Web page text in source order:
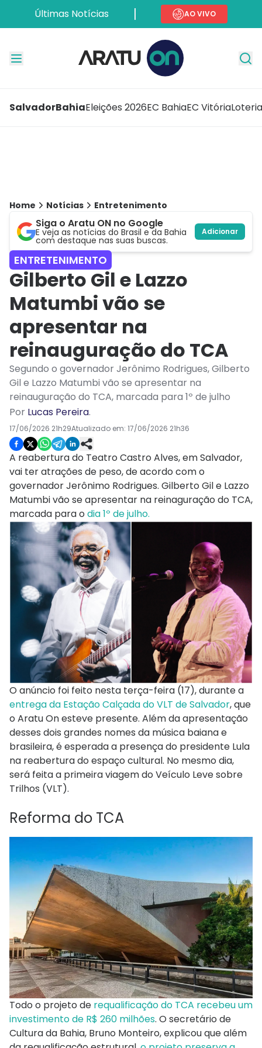
Últimas Notícias AO VIVO
SalvadorBahiaEleições 2026EC BahiaEC Vitória
Home Notícias Entretenimento
Siga o Aratu ON no Google
E veja as notícias do Brasil e da Bahia
com destaque nas suas buscas.
Adicionar
ENTRETENIMENTO
Gilberto Gil e Lazzo
Matumbi vão se
apresentar na
reinauguração do TCA
Segundo o governador Jerônimo Rodrigues, Gilberto
Gil e Lazzo Matumbi vão se apresentar na
reinauguração do TCA, marcada para 1º de julho
Por Lucas Pereira.
17/06/2026 21h29Atualizado em: 17/06/2026 21h36
A reabertura do Teatro Castro Alves, em Salvador,
vai ter atrações de peso, de acordo com o
governador Jerônimo Rodrigues. Gilberto Gil e Lazzo
Matumbi vão se apresentar na reinaguração do TCA,
marcada para o dia 1º de julho.
O anúncio foi feito nesta terça-feira (17), durante a
entrega da Estação Calçada do VLT de Salvador, que
o Aratu On esteve presente. Além da apresentação
desses dois grandes nomes da música baiana e
brasileira, é esperada a presença do presidente Lula
na reabertura do espaço cultural. No mesmo dia,
será feita a primeira viagem do Veículo Leve sobre
Trilhos (VLT).
Reforma do TCA
Todo o projeto de requalificação do TCA recebeu um
investimento de R$ 260 milhões. O secretário de
Cultura da Bahia, Bruno Monteiro, explicou que além